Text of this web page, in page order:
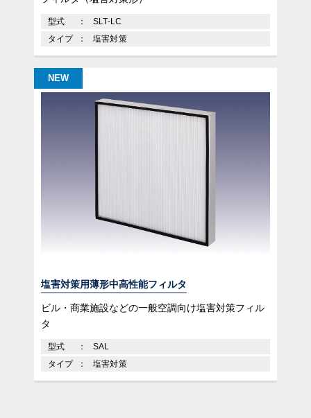
型式
SLT-LC
タイプ
塩害対策
NEW
塩害対策用薄形中高性能フィルタ
ビル・商業施設などの一般空調向け塩害対策フィル
タ
型式
SAL
タイプ
塩害対策